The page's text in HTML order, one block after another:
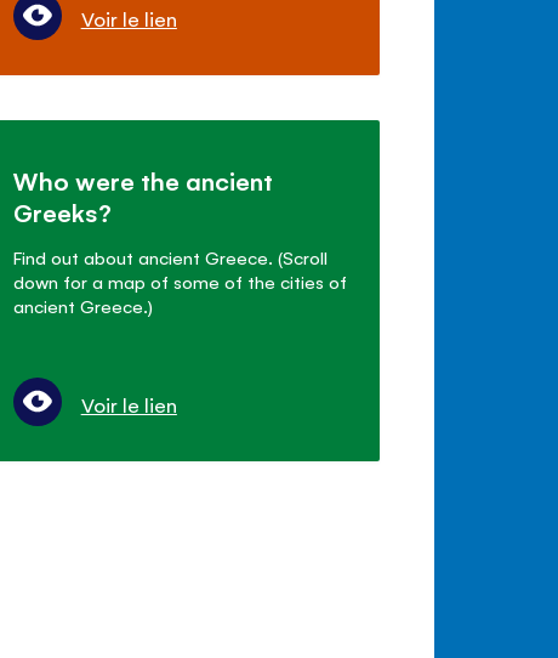
Voir le lien
Who were the ancient
Greeks?
Find out about ancient Greece. (Scroll
down for a map of some of the cities of
ancient Greece.)
Voir le lien